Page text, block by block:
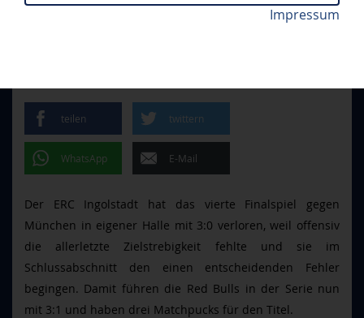
Die Panther konnten Gäste-Goalie Mathias
// FREITAG, 21.04.2023
teilen twittern
WhatsApp E-Mail
Der ERC Ingolstadt hat das vierte Finalspiel gegen
München in eigener Halle mit 3:0 verloren, weil offensiv
die allerletzte Zielstrebigkeit fehlte und sie im
Schlussabschnitt den einen entscheidenden Fehler
begingen. Damit führen die Red Bulls in der Serie nun
mit 3:1 und haben drei Matchpucks für den Titel.
Impressum